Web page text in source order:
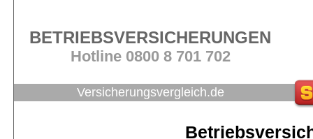
BETRIEBSVERSICHERUNGEN
Hotline 0800 8 701 702
Versicherungsvergleich.de